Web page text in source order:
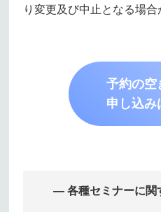
り変更及び中止となる場合
予約の空
申し込み
― 各種セミナーに